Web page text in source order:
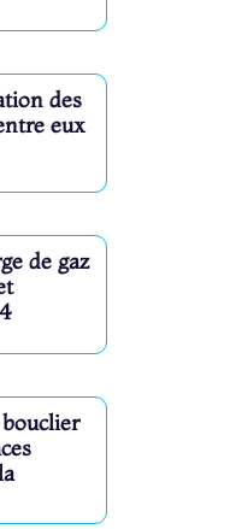
des
eux
de gaz